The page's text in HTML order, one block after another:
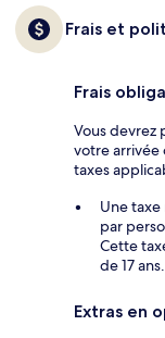
Frais et
Frais
Vous devrez
votre arrivée
taxes
Une taxe
par
Cette
de 17 ans.
Extras en